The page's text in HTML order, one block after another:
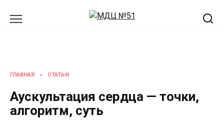
ГЛАВНАЯ » СТАТЬИ
Аускультация сердца — точки,
алгоритм, суть